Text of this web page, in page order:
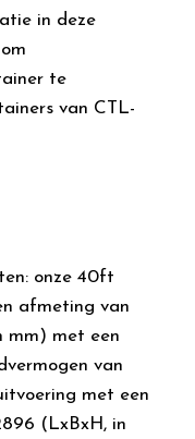
in deze
te
van CTL-
onze 40ft
afmeting van
mm) met een
van
met een
(LxBxH, in